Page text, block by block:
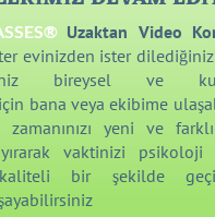
Uzaktan Video
evinizden ister
bireysel ve
bana veya ekibime
yeni ve
vaktinizi psikoloji
bir şekilde